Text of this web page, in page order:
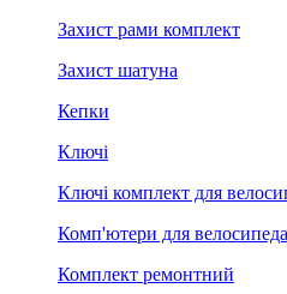
Захист рами комплект
Захист шатуна
Кепки
Ключі
Ключі комплект для
Комп'ютери для велосипеда
Комплект ремонтний